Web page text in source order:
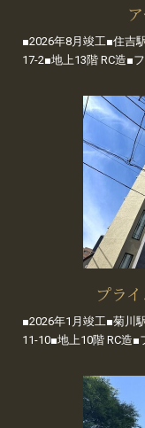
■2026年8月竣工■住吉
17-2■地上13階 RC造■
プラ
■2026年1月竣工■菊川
11-10■地上10階 RC造■